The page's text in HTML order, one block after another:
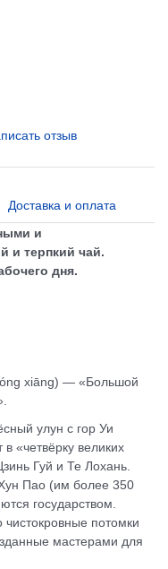
отзыв
Доставка и оплата
и
и терпкий чай.
дня.
xiāng) — «Большой
улун с гор Уи
«четвёрку великих
Гуй и Те Лохань.
Пао (им более 350
государством.
потомки
мастерами для